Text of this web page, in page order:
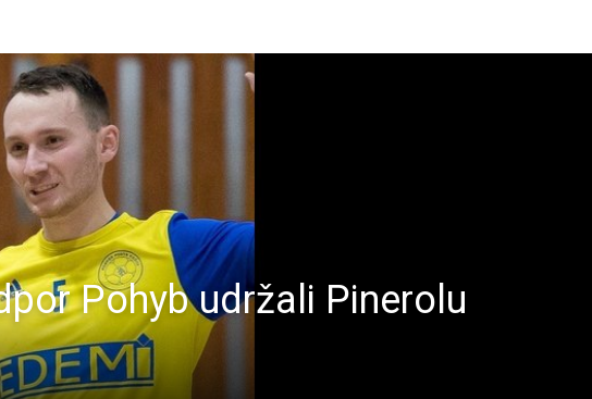
Pohyb udržali Pinerolu